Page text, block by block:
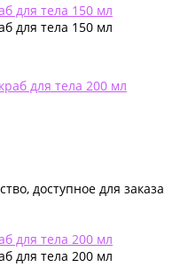
для тела 150 мл
для тела 150 мл
доступное для заказа
для тела 200 мл
для тела 200 мл